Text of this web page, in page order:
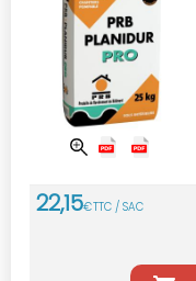
22,15€TTC / SAC